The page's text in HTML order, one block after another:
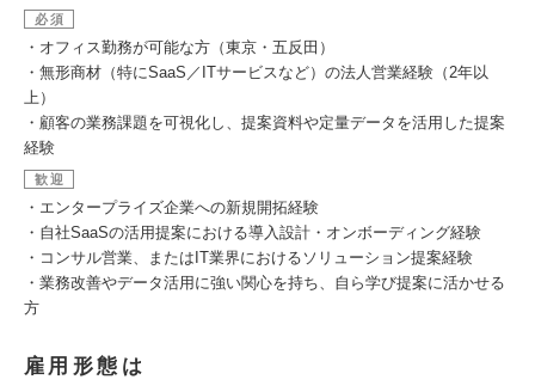
必須
・オフィス勤務が可能な方（東京・五反田）
・無形商材（特にSaaS／ITサービスなど）の法人営業経験（2年以
上）
・顧客の業務課題を可視化し、提案資料や定量データを活用した提案
経験
歓迎
・エンタープライズ企業への新規開拓経験
・自社SaaSの活用提案における導入設計・オンボーディング経験
・コンサル営業、またはIT業界におけるソリューション提案経験
・業務改善やデータ活用に強い関心を持ち、自ら学び提案に活かせる
方
雇用形態は